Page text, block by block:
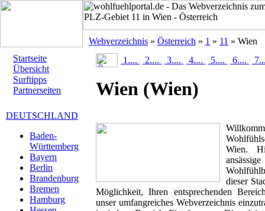
Webverzeichnis » Österreich » 1 » 11 » Wien
Startseite
Übersicht
Surftipps
Partnerseiten
DEUTSCHLAND
Baden-
Württemberg
Bayern
Berlin
Brandenburg
Bremen
Hamburg
1.... 2.... 3.... 4.... 5.... 6....
Wien (Wien)
Wien.
dieser
Möglichkeit, Ihren entsprechenden
unser umfangreiches Webverzeichnis